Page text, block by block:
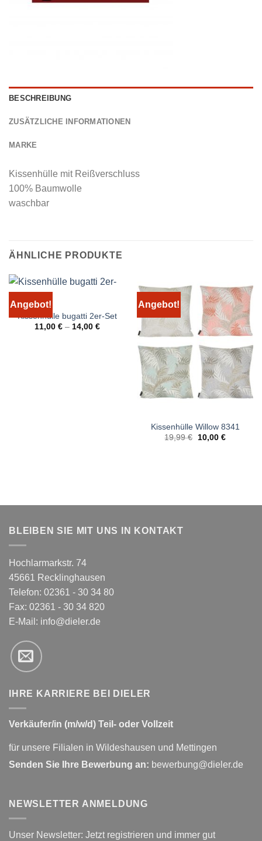
BESCHREIBUNG
ZUSÄTZLICHE INFORMATIONEN
MARKE
Kissenhülle mit Reißverschluss
100% Baumwolle
waschbar
ÄHNLICHE PRODUKTE
Angebot!
Kissenhülle bugatti 2er-Set
11,00 €– 14,00 €
Angebot!
Kissenhülle Willow 8341
19,99€
Ursprünglicher
10,00 €Aktueller
BLEIBEN SIE MIT UNS IN KONTAKT
Hochlarmarkstr. 74
45661 Recklinghausen
Telefon: 02361 - 30 34 80
Fax: 02361 - 30 34 820
E-Mail: info@dieler.de
IHRE KARRIERE BEI DIELER
Verkäufer/in (m/w/d) Teil- oder Vollzeit
für unsere Filialen in Wildeshausen und Mettingen
Senden Sie Ihre Bewerbung an: bewerbung@dieler.de
NEWSLETTER ANMELDUNG
Unser Newsletter: Jetzt registrieren und immer gut